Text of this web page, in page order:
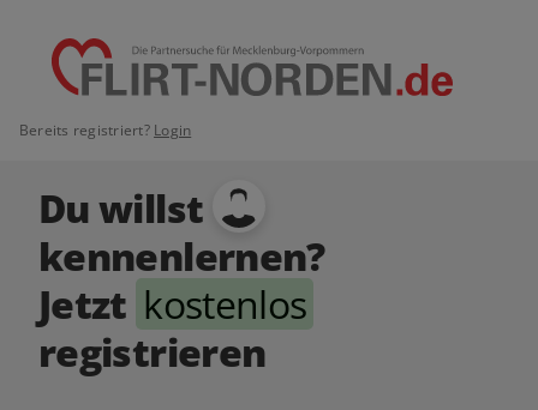
Bereits registriert? Login
Du willst
kennenlernen?
Jetzt kostenlos
registrieren